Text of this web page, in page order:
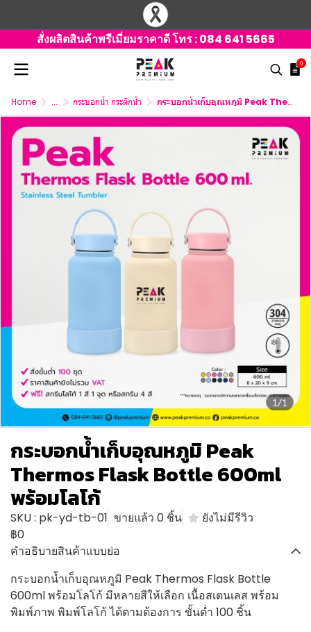
สั่งผลิตสินค้าพรีเมี่ยมราคาดี โทร :084 641 5665
0
Home ... กระบอกน้ำ กระติกน้ำ กระบอกน้ำเก็บอุณหภูมิ Peak Thermos Flask Bottle 600ml พร้อมโลโก้
1/1
กระบอกน้ำเก็บอุณหภูมิ Peak
Thermos Flask Bottle 600ml
พร้อมโลโก้
SKU : pk-yd-tb-01 ขายแล้ว 0 ชิ้น
ยังไม่มีรีวิว
฿0
คำอธิบายสินค้าแบบย่อ
กระบอกน้ำเก็บอุณหภูมิ Peak Thermos Flask Bottle
600ml พร้อมโลโก้ มีหลายสีให้เลือก เนื้อสเตนเลส พร้อม
พิมพ์ภาพ พิมพ์โลโก้ ได้ตามต้องการ ขั้นต่ำ 100 ชิ้น